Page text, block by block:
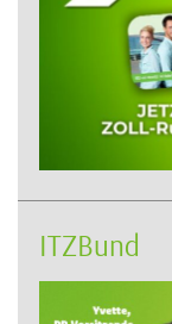
ITZBund